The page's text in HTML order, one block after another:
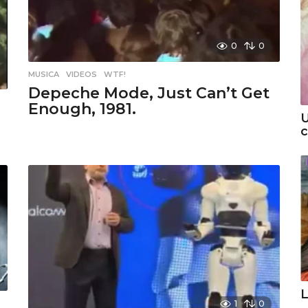
0 0
MUSICA ,VIDEOS ,WTF!
Depeche Mode, Just Can’t Get
Enough, 1981.
1 0